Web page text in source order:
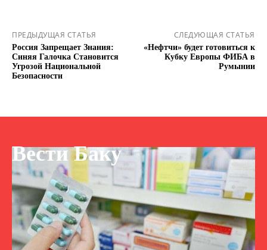
ПРЕДЫДУЩАЯ СТАТЬЯ
Россия Запрещает Знания:
Синяя Галочка Становится
Угрозой Национальной
Безопасности
СЛЕДУЮЩАЯ СТАТЬЯ
«Нефтчи» будет готовиться к
Кубку Европы ФИБА в
Румынии
Вести Баку